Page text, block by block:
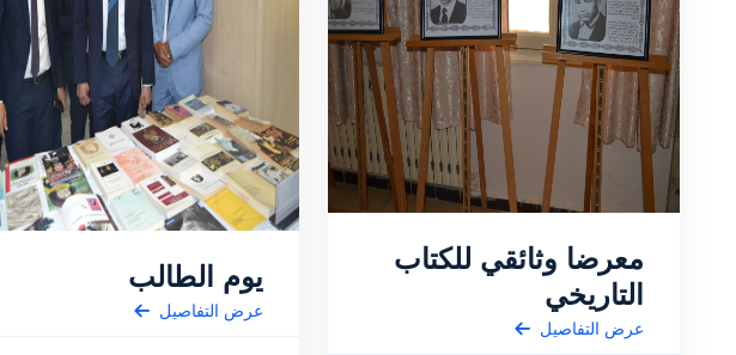
معرضا وثائقي للكتاب
التاريخي
عرض التفاصيل
يوم الطالب
عرض التفاصيل